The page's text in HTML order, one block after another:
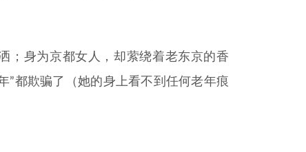
；身为京都女人，却萦绕着老东京的香
”都欺骗了（她的身上看不到任何老年痕